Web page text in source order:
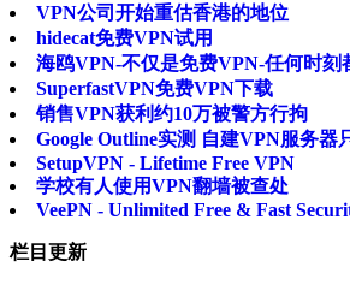
VPN公司开始重估香港的地位
hidecat免费VPN试用
海鸥VPN-不仅是免费VPN-任何时刻
SuperfastVPN免费VPN下载
销售VPN获利约10万被警方行拘
Google Outline实测 自建VPN服务器
SetupVPN - Lifetime Free VPN
学校有人使用VPN翻墙被查处
VeePN - Unlimited Free & Fast
栏目更新